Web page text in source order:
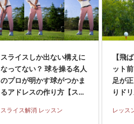
スライスしか出ない構えに
なってない？ 球を操る名人
のプロが明かす球がつかま
るアドレスの作り方【スラ
スライス解消 レッスン
【飛
ット
足が
りド
レッス